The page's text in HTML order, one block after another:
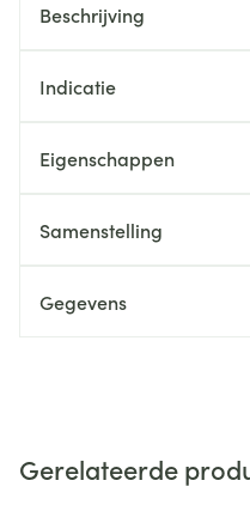
Beschrijving
Indicatie
Eigenschappen
Samenstelling
Gegevens
Gerelateerde